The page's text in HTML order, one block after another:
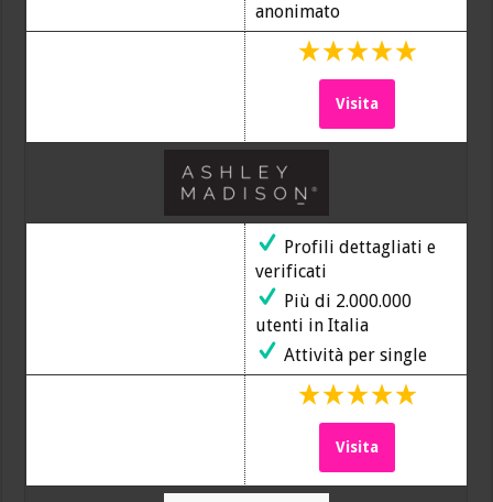
anonimato
Visita
Profili dettagliati e
verificati
Più di 2.000.000
utenti in Italia
Attività per single
Visita